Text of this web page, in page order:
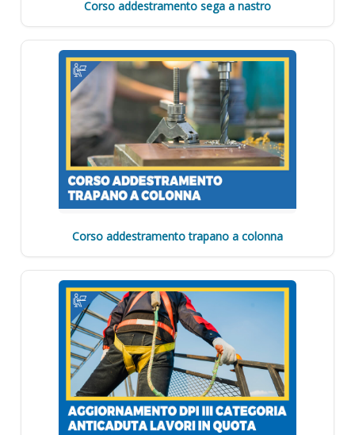
Corso addestramento sega a nastro
Corso addestramento trapano a colonna